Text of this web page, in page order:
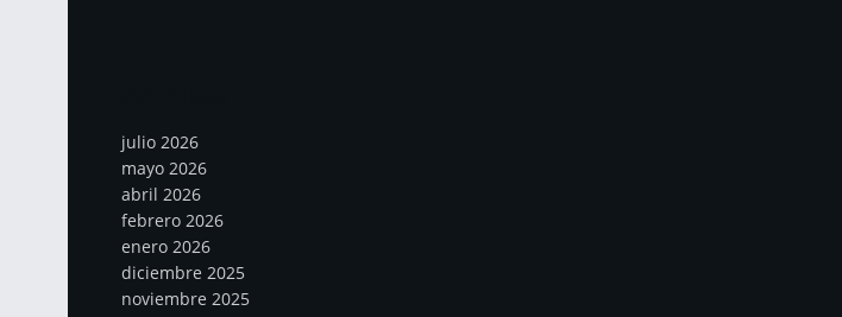
julio 2026
mayo 2026
abril 2026
febrero 2026
enero 2026
diciembre 2025
noviembre 2025